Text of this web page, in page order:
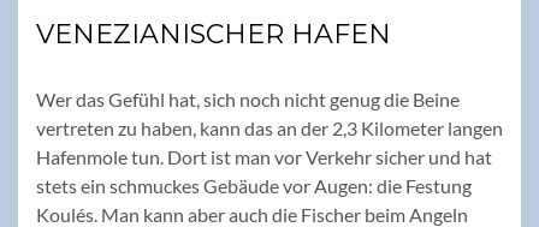
VENEZIANISCHER HAFEN
Wer das Gefühl hat, sich noch nicht genug die Beine
vertreten zu haben, kann das an der 2,3 Kilometer langen
Hafenmole tun. Dort ist man vor Verkehr sicher und hat
stets ein schmuckes Gebäude vor Augen: die Festung
Koulés. Man kann aber auch die Fischer beim Angeln